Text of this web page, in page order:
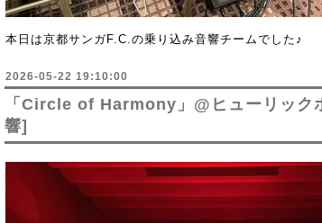
本日は京都サンガF.C.の乗り込み音響チームでした♪
2026-05-22 19:10:00
「Circle of Harmony」@ヒューリック
響]